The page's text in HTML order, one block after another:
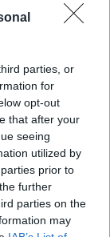
parties, or
for
opt-out
that after your
seeing
utilized by
prior to
further
parties on the
may